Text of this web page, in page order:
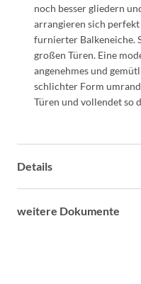
noch besser gliedern
arrangieren sich
furnierter Balkeneiche.
großen Türen. Eine
angenehmes und
schlichter Form
Türen und vollendet so
Details
weitere Dokumente